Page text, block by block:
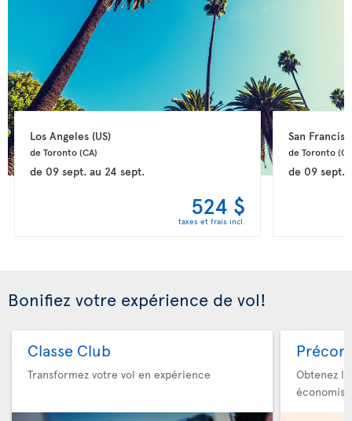
Los Angeles (US)
de Toronto (CA)
de 09 sept.au 24 sept.
524 $
taxes et frais incl.
San
de Toronto
de 09 sept.
Bonifiez votre expérience de vol!
Classe Club
Transformez votre vol en expérience
Obtenez